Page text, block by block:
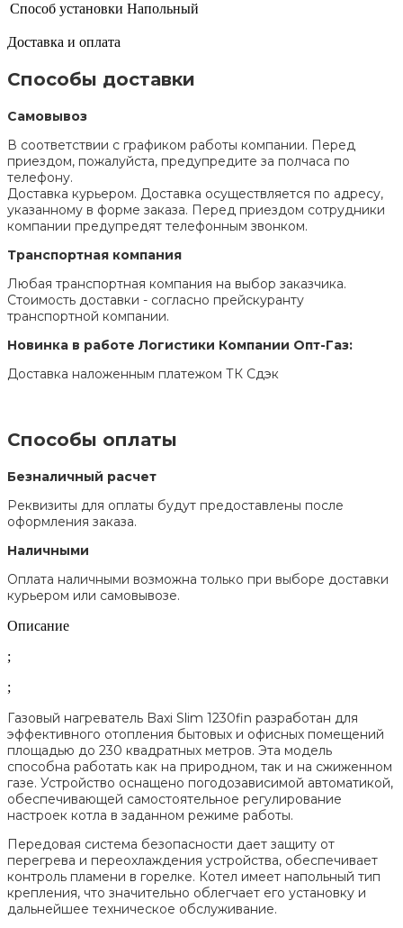
Способ установки Напольный
Доставка и оплата
Способы доставки
Самовывоз
В соответствии с графиком работы компании. Перед
приездом, пожалуйста, предупредите за полчаса по
телефону.
Доставка курьером. Доставка осуществляется по адресу,
указанному в форме заказа. Перед приездом сотрудники
компании предупредят телефонным звонком.
Транспортная компания
Любая транспортная компания на выбор заказчика.
Стоимость доставки - согласно прейскуранту
транспортной компании.
Новинка в работе Логистики Компании Опт-Газ:
Доставка наложенным платежом ТК Сдэк
Способы оплаты
Безналичный расчет
Реквизиты для оплаты будут предоставлены после
оформления заказа.
Наличными
Оплата наличными возможна только при выборе доставки
курьером или самовывозе.
Описание
;
;
Газовый нагреватель Baxi Slim 1230fin разработан для
эффективного отопления бытовых и офисных помещений
площадью до 230 квадратных метров. Эта модель
способна работать как на природном, так и на сжиженном
газе. Устройство оснащено погодозависимой автоматикой,
обеспечивающей самостоятельное регулирование
настроек котла в заданном режиме работы.
Передовая система безопасности дает защиту от
перегрева и переохлаждения устройства, обеспечивает
контроль пламени в горелке. Котел имеет напольный тип
крепления, что значительно облегчает его установку и
дальнейшее техническое обслуживание.